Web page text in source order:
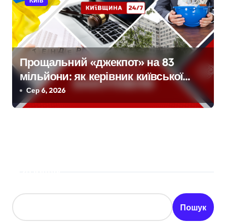
Прощальний «джекпот» на 83
мільйони: як керівник київської
швидкої віддав бюджетні кошти
шахраям
Сер 6, 2026
Пошук